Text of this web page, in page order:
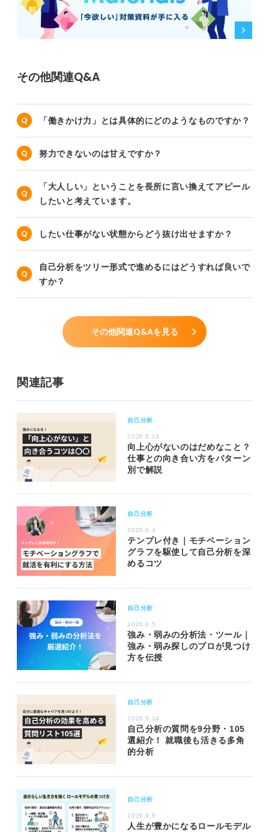
その他関連Q&A
「働きかけ力」とは具体的にどのようなものですか？
努力できないのは甘えですか？
「大人しい」ということを長所に言い換えてアピール
したいと考えています。
したい仕事がない状態からどう抜け出せますか？
自己分析をツリー形式で進めるにはどうすれば良いで
すか？
その他関連Q&Aを見る
関連記事
自己分析
2026.5.14
向上心がないのはだめなこと？
仕事との向き合い方をパターン
別で解説
自己分析
2026.6.4
テンプレ付き｜モチベーション
グラフを駆使して自己分析を深
めるコツ
自己分析
2026.8.5
強み・弱みの分析法・ツール｜
強み・弱み探しのプロが見つけ
方を伝授
自己分析
2026.5.14
自己分析の質問を9分野・105
選紹介！ 就職後も活きる多角
的分析
自己分析
2026.8.6
人生が豊かになるロールモデル